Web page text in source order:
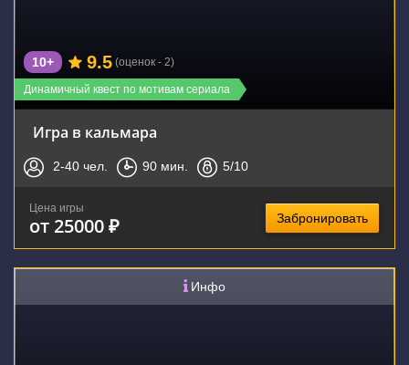
Динамичный квест по мотивам сериала
10+ 9.5 (оценок - 2)
Игра в кальмара
2-40 чел. 90 мин. 5/10
Цена игры
от 25000 ₽ Забронировать
Инфо